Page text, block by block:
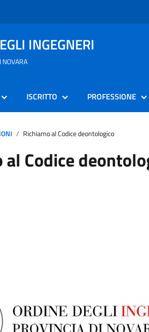
INGEGNERI
NOVARA
ISCRITTO PROFESSIONE
Richiamo al Codice deontologico
al Codice